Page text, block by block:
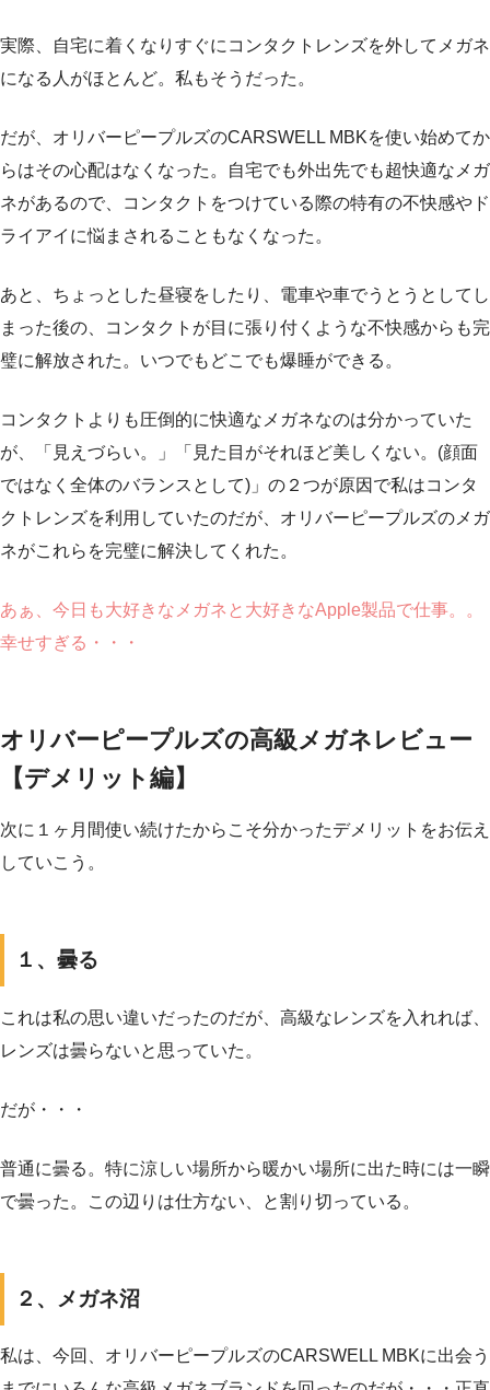
実際、自宅に着くなりすぐにコンタクトレンズを外してメガネ
になる人がほとんど。私もそうだった。
だが、オリバーピープルズのCARSWELL MBKを使い始めてか
らはその心配はなくなった。自宅でも外出先でも超快適なメガ
ネがあるので、コンタクトをつけている際の特有の不快感やド
ライアイに悩まされることもなくなった。
あと、ちょっとした昼寝をしたり、電車や車でうとうとしてし
まった後の、コンタクトが目に張り付くような不快感からも完
璧に解放された。いつでもどこでも爆睡ができる。
コンタクトよりも圧倒的に快適なメガネなのは分かっていた
が、「見えづらい。」「見た目がそれほど美しくない。(顔面
ではなく全体のバランスとして)」の２つが原因で私はコンタ
クトレンズを利用していたのだが、オリバーピープルズのメガ
ネがこれらを完璧に解決してくれた。
あぁ、今日も大好きなメガネと大好きなApple製品で仕事。。
幸せすぎる・・・
オリバーピープルズの高級メガネレビュー
【デメリット編】
次に１ヶ月間使い続けたからこそ分かったデメリットをお伝え
していこう。
１、曇る
これは私の思い違いだったのだが、高級なレンズを入れれば、
レンズは曇らないと思っていた。
だが・・・
普通に曇る。特に涼しい場所から暖かい場所に出た時には一瞬
で曇った。この辺りは仕方ない、と割り切っている。
２、メガネ沼
私は、今回、オリバーピープルズのCARSWELL MBKに出会う